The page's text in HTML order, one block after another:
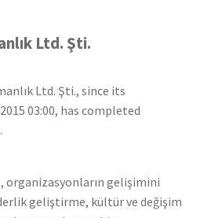
Ltd. Şti.
Ltd. Şti., since its
03:00, has completed
organizasyonların gelişimini
geliştirme, kültür ve değişim